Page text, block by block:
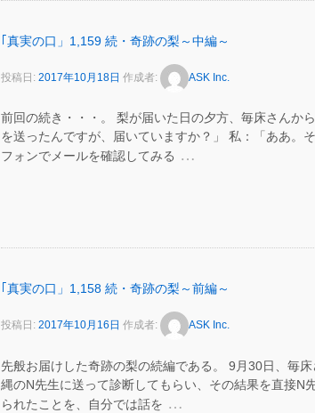
｢真実の口」1,159 続・奇跡の梨～中編～
投稿日: 2017年10月18日 作成者: ASK Inc.
前回の続き・・・。 梨が届いた日の夕方、毎床さんか
を送ったんですが、届いていますか？」 私：「ああ。
フォンでメールを確認してみる …
｢真実の口」1,158 続・奇跡の梨～前編～
投稿日: 2017年10月16日 作成者: ASK Inc.
先般お届けした奇跡の梨の続編である。 9月30日、毎
縄のN先生に送って診断してもらい、その結果を直接N
られたことを、自分では話を …